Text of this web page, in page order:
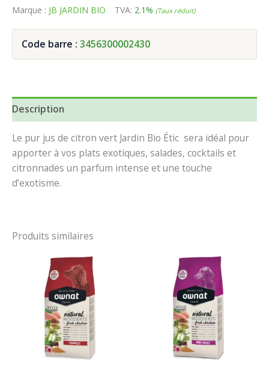
Marque : JB JARDIN BIO TVA: 2.1% (Taux réduit)
Code barre : 3456300002430
Description
Le pur jus de citron vert Jardin Bio Étic sera idéal pour
apporter à vos plats exotiques, salades, cocktails et
citronnades un parfum intense et une touche
d’exotisme.
Produits similaires